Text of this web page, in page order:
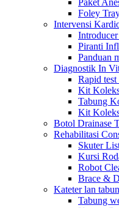
Paket
Foley
Intervensi
Introducer
Piranti
Panduan
Diagnostik In
Rapid
Kit
Tabung
Kit
Botol Drainase
Rehabilitasi
Skuter
Kursi
Robot
Brace &
Kateter lan
Tabung